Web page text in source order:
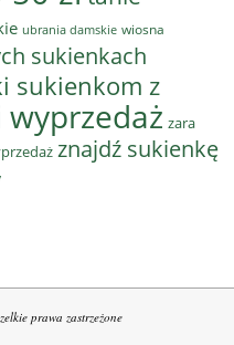
ubrania damskie wiosna
sukienkach
sukienkom z
zara
znajdź sukienkę
prawa zastrzeżone